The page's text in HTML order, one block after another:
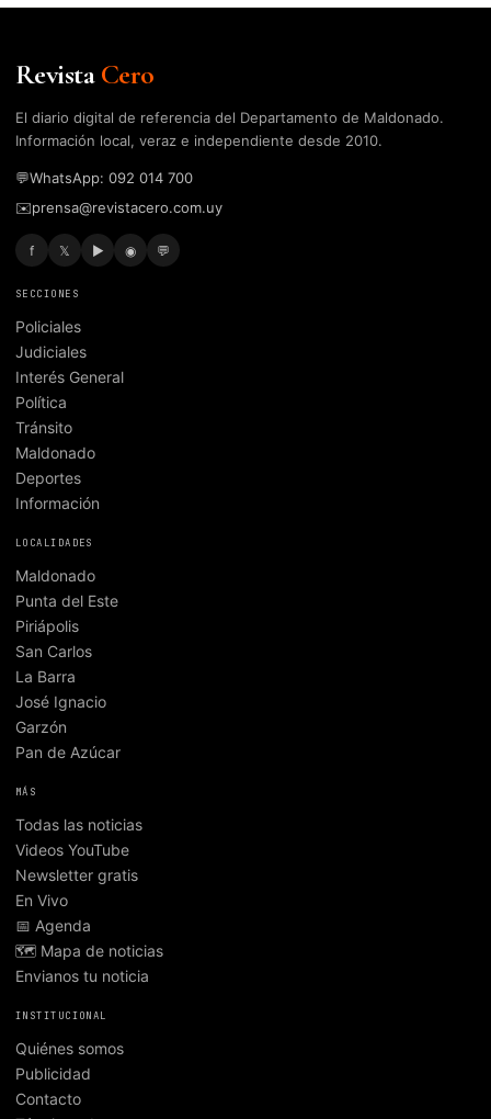
RevistaCero
El diario digital de referencia del Departamento de Maldonado.
Información local, veraz e independiente desde 2010.
💬WhatsApp: 092 014 700
✉️prensa@revistacero.com.uy
f 𝕏 ▶ ◉ 💬
SECCIONES
Policiales
Judiciales
Interés General
Política
Tránsito
Maldonado
Deportes
Información
LOCALIDADES
Maldonado
Punta del Este
Piriápolis
San Carlos
La Barra
José Ignacio
Garzón
Pan de Azúcar
MÁS
Todas las noticias
Videos YouTube
Newsletter gratis
En Vivo
📅 Agenda
🗺️ Mapa de noticias
Envianos tu noticia
INSTITUCIONAL
Quiénes somos
Publicidad
Contacto